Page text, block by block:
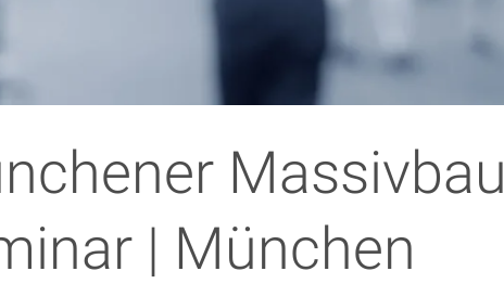
Massivbau
| München